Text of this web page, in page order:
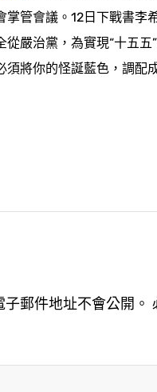
掌管會議。12日下戰書李
從嚴治黨，為實現“十五
須將你的怪誕藍色，調配
郵件地址不會公開。